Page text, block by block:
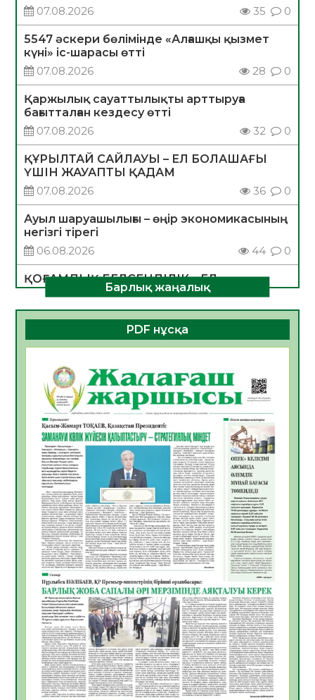
07.08.2026
35 0
5547 әскери бөлімінде «Алғашқы қызмет
күні» іс-шарасы өтті
07.08.2026
28 0
Қаржылық сауаттылықты арттыруға
бағытталған кездесу өтті
07.08.2026
32 0
ҚҰРЫЛТАЙ САЙЛАУЫ – ЕЛ БОЛАШАҒЫ
ҮШІН ЖАУАПТЫ ҚАДАМ
07.08.2026
36 0
Ауыл шаруашылығы – өңір экономикасының
негізгі тірегі
06.08.2026
44 0
ҚОҒАМДЫҚ БЕЛСЕНДІЛІК – ЕЛ
ДАМУЫНЫҢ НЕГІЗІ
06.08.2026
41 0
ҚҰРЫЛТАЙ САЙЛАУЫ – БОЛАШАҚҚА
БАСТАР ЖАУАПТЫ ТАҢДАУ
06.08.2026
Инфекциялық ауруларға қарсы иммундау
жұмыстарының тиімділігі
06.08.2026
46
Көкжөтел ауруы туралы
06.08.2026
42
АПВ вакцинасы туралы мәлімет
06.08.2026
41
Open Air: Қызылорда облысы полиция
департаменті 20 мыңнан астам
көрерменнің қауіпсіздігін қамтамасыз етті
06.08.2026
55
ҚЫЗЫЛОРДАДА «САНАЛЫ ҰРПАҚ –
ЖАРҚЫН БОЛАШАҚ» АТТЫ КЕҢЕЙТІЛГЕН
МӘЖІЛІС ӨТТІ
05.08.2026
55
Барлық жаңалық
PDF нұсқа